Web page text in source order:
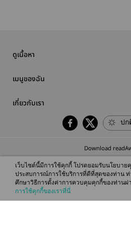
ดูเนื้อหา
เมนูของฉัน
เกี่ยวกับเรา
ปก
Download
© 2026 readAwrite.com by MEB
This site is protected by reCAPTCHA and the Google
เว็บไซต์นี้มีการใช้คุกกี้ โปรดยอมรับนโยบาย
ประสบการณ์การใช้บริการที่ดีที่สุดของท่าน
ศึกษาวิธีการตั้งค่าการควบคุมคุกกี้ของท่านผ่
การใช้คุกกี้ของเราที่นี่